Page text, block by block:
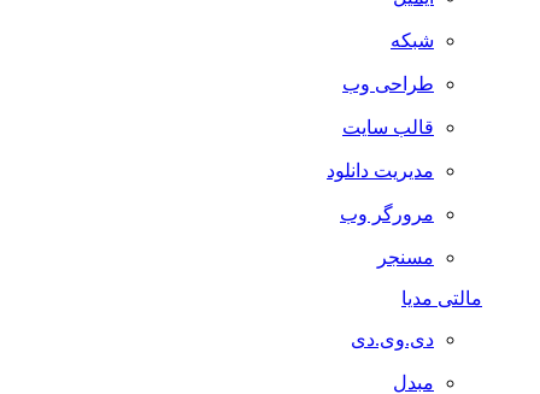
شبکه
طراحی وب
قالب سایت
مدیریت دانلود
مرورگر وب
مسنجر
مالتی مدیا
دی.وی.دی
مبدل